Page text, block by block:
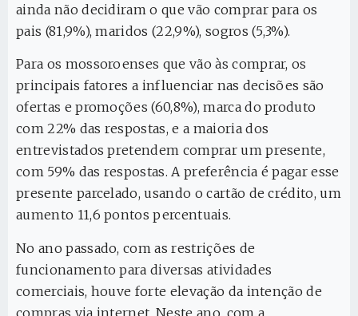
ainda não decidiram o que vão comprar para os
pais (81,9%), maridos (22,9%), sogros (5,3%).
Para os mossoroenses que vão às comprar, os
principais fatores a influenciar nas decisões são
ofertas e promoções (60,8%), marca do produto
com 22% das respostas, e a maioria dos
entrevistados pretendem comprar um presente,
com 59% das respostas. A preferência é pagar esse
presente parcelado, usando o cartão de crédito, um
aumento 11,6 pontos percentuais.
No ano passado, com as restrições de
funcionamento para diversas atividades
comerciais, houve forte elevação da intenção de
compras via internet. Neste ano, com a